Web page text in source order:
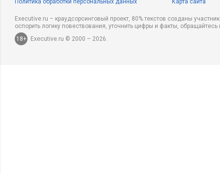
Политика обработки персональных данных Карта сайта
Executive.ru – краудсорсинговый проект, 80% текстов созданы
оспорить логику повествования, уточнить цифры и факты,
18+
Executive.ru © 2000 – 2026.